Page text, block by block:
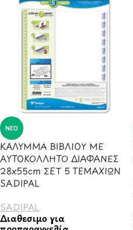
ΝΈΟ
ΚΑΛΥΜΜΑ ΒΙΒΛΙΟΥ ΜΕ
ΑΥΤΟΚΟΛΛΗΤΟ ΔΙΑΦΑΝΕΣ
28x55cm ΣΕΤ 5 ΤΕΜΑΧΙΩΝ
SADIPAL
SADIPAL
Διαθέσιμο για